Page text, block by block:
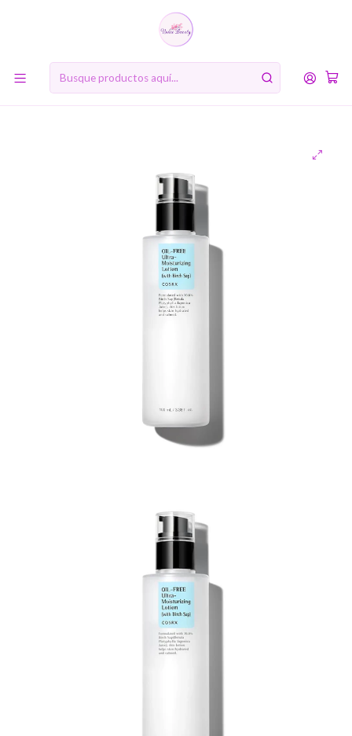
10% de descuento en tu primera compra online. Código: BIENVENIDA10
Oil Free Ultra Moisturizing Lotion with Birch Sap (COSRX) -
100 ml Loción para pieles grasas y sensibles libre de aceite